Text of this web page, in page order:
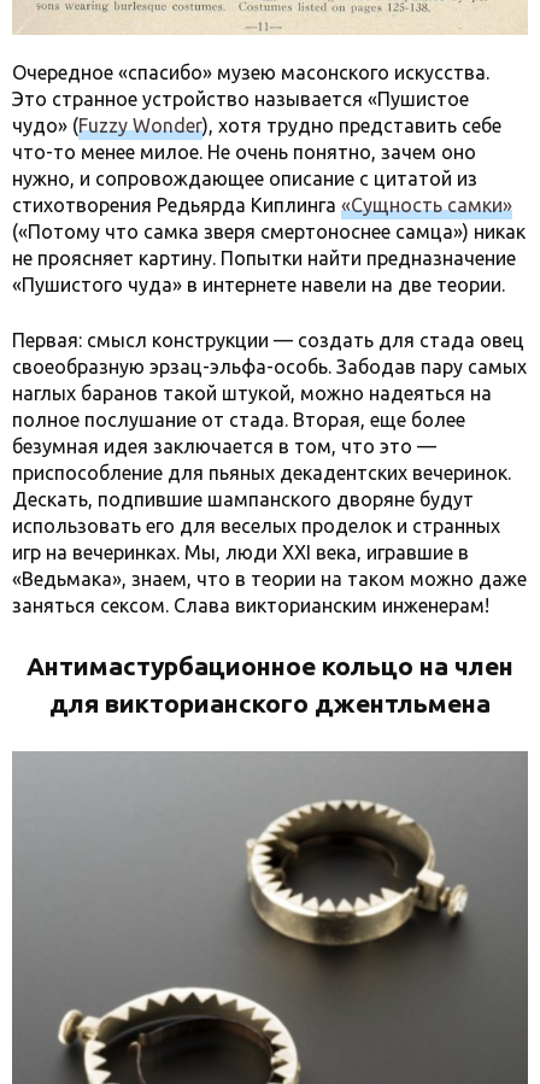
Очередное «спасибо» музею масонского искусства.
Это странное устройство называется «Пушистое
чудо» (Fuzzy Wonder), хотя трудно представить себе
что-то менее милое. Не очень понятно, зачем оно
нужно, и сопровождающее описание с цитатой из
стихотворения Редьярда Киплинга «Сущность самки»
(«Потому что самка зверя смертоноснее самца») никак
не проясняет картину. Попытки найти предназначение
«Пушистого чуда» в интернете навели на две теории.
Первая: смысл конструкции — создать для стада овец
своеобразную эрзац-эльфа-особь. Забодав пару самых
наглых баранов такой штукой, можно надеяться на
полное послушание от стада. Вторая, еще более
безумная идея заключается в том, что это —
приспособление для пьяных декадентских вечеринок.
Дескать, подпившие шампанского дворяне будут
использовать его для веселых проделок и странных
игр на вечеринках. Мы, люди XXI века, игравшие в
«Ведьмака», знаем, что в теории на таком можно даже
заняться сексом. Слава викторианским инженерам!
Антимастурбационное кольцо на член
для викторианского джентльмена